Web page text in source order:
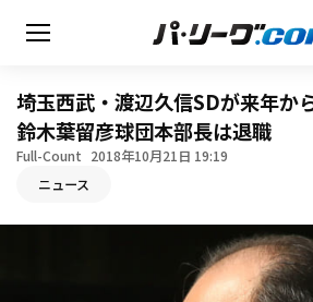
無料アカウント登録
埼玉西武・渡辺久信SDが来年か
鈴木葉留彦球団本部長は退職
Full-Count 2018年10月21日 19:19
ニュース